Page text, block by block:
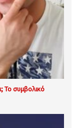
Το συμβολικό